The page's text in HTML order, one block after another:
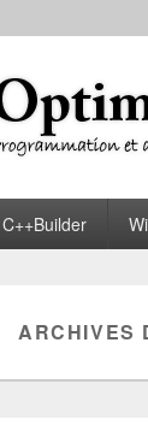
C++Builder
ARCHIVES